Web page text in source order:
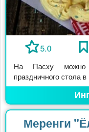
5.0
На Пасху можно
праздничного стола
Меренги